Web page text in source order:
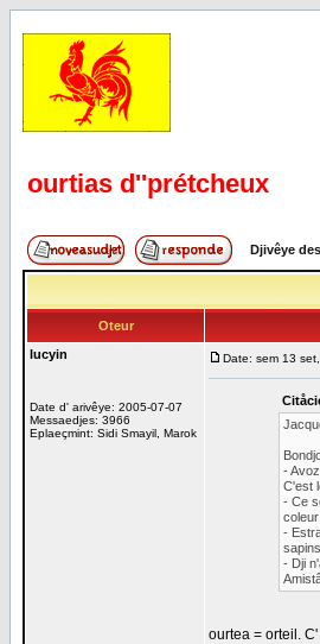
ourtias d''prétcheux
Djivêye
Oteur
lucyin
Date d' arivêye: 2005-07-07
Messaedjes: 3966
Eplaeçmint: Sidi Smayil, Marok
Date: sem 13
-
C'est
- Ce
-
- Dji
ourtea = orteil.